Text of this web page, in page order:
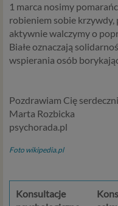
1 marca nosimy
robieniem sobie krzywdy,
aktywnie walczymy o
Białe oznaczają
wspierania osób
Pozdrawiam Cię
Marta Rozbicka
psychorada.pl
Foto wikipedia.pl
Konsultacje
dopasowania ich
użytkowników
usługach) jak
promocji
Psychorada.pl w
Ci wyświetlić
Twoja dobrowolna
interesujące Cię
usługi, których
zgody jest
nie musisz jej